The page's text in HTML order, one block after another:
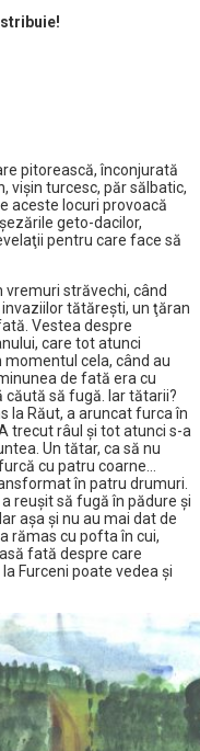
pitorească, înconjurată
vişin turcesc, păr sălbatic,
aceste locuri provoacă
geto-dacilor,
pentru care face să
vremuri străvechi, când
tătăreşti, un ţăran
Vestea despre
care tot atunci
momentul cela, când au
de fată era cu
căută să fugă. Iar tătarii?
la Răut, a aruncat furca în
trecut râul și tot atunci s-a
Un tătar, ca să nu
cu patru coarne…
în patru drumuri.
reușit să fugă în pădure şi
aşa şi nu au mai dat de
rămas cu pofta în cui,
fată despre care
Furceni poate vedea şi